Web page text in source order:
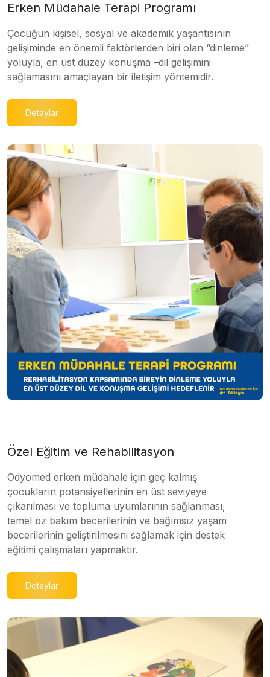
Erken Müdahale Terapi Programı
Çocuğun kişisel, sosyal ve akademik yaşantısının
gelişiminde en önemli faktörlerden biri olan “dinleme”
yoluyla, en üst düzey konuşma –dil gelişimini
sağlamasını amaçlayan bir iletişim yöntemidir.
Detaylar
Özel Eğitim ve Rehabilitasyon
Odyomed erken müdahale için geç kalmış
çocukların potansiyellerinin en üst seviyeye
çıkarılması ve topluma uyumlarının sağlanması,
temel öz bakım becerilerinin ve bağımsız yaşam
becerilerinin geliştirilmesini sağlamak için destek
eğitimi çalışmaları yapmaktır.
Detaylar